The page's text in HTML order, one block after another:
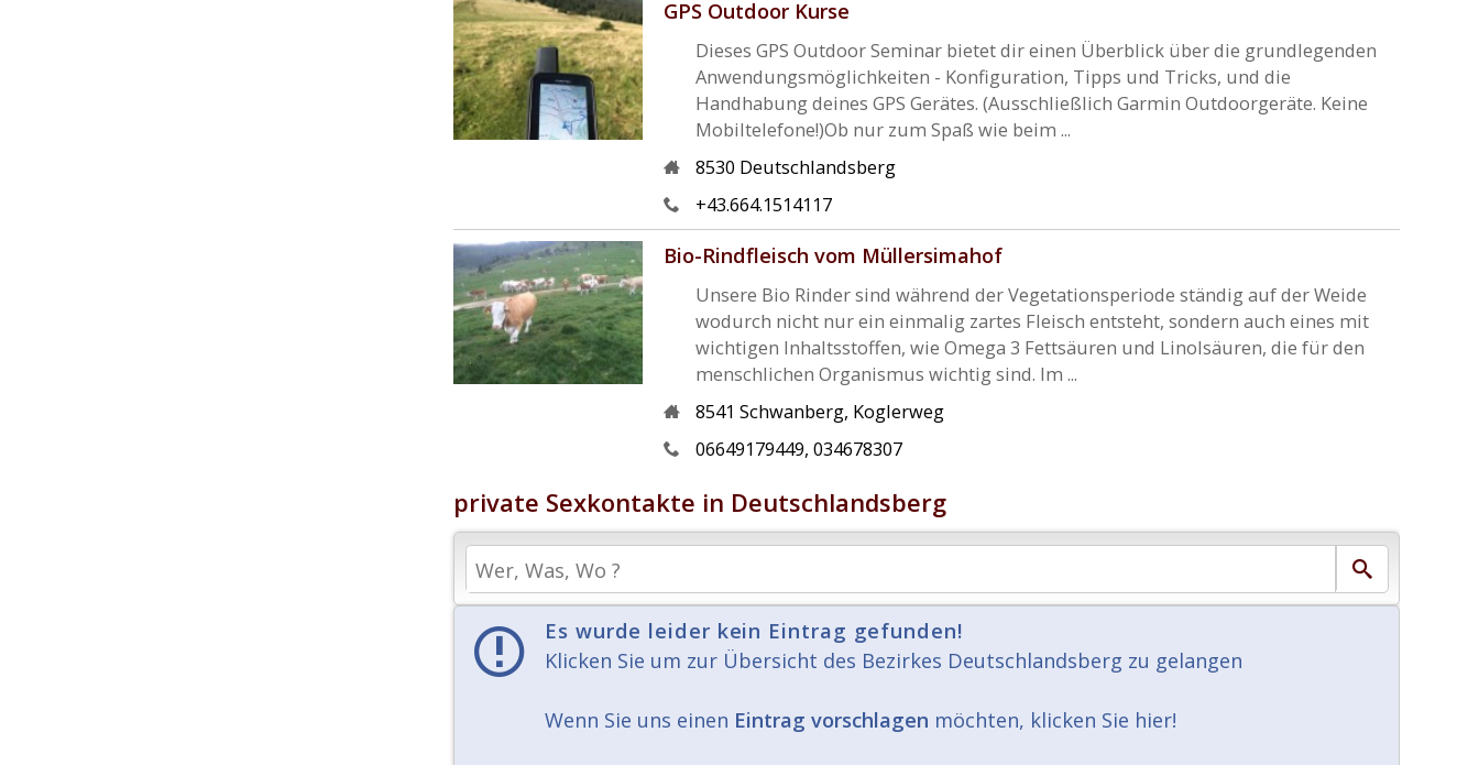
GPS Outdoor Kurse
Dieses GPS Outdoor Seminar bietet dir einen Überblick über die grundlegenden
Anwendungsmöglichkeiten - Konfiguration, Tipps und Tricks, und die
Handhabung deines GPS Gerätes. (Ausschließlich Garmin Outdoorgeräte. Keine
Mobiltelefone!)Ob nur zum Spaß wie beim ...
8530 Deutschlandsberg
+43.664.1514117
Bio-Rindfleisch vom Müllersimahof
Unsere Bio Rinder sind während der Vegetationsperiode ständig auf der Weide
wodurch nicht nur ein einmalig zartes Fleisch entsteht, sondern auch eines mit
wichtigen Inhaltsstoffen, wie Omega 3 Fettsäuren und Linolsäuren, die für den
menschlichen Organismus wichtig sind. Im ...
8541 Schwanberg, Koglerweg
06649179449, 034678307
private Sexkontakte in Deutschlandsberg
Es wurde leider kein Eintrag gefunden!
Klicken Sie um zur Übersicht des Bezirkes Deutschlandsberg zu gelangen
Wenn Sie uns einen Eintrag vorschlagen möchten, klicken Sie hier!